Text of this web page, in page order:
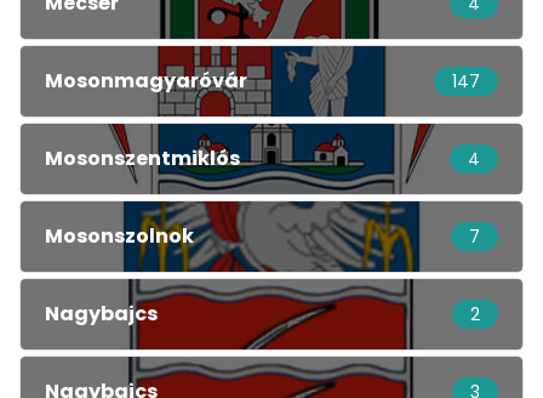
Mosonmagyaróvár 147
Mosonszentmiklós 4
Mosonszolnok 7
Nagybajcs 2
Nagybajcs 3